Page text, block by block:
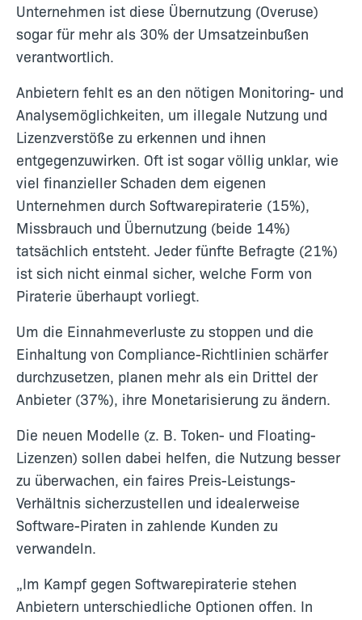
Unternehmen ist diese Übernutzung (Overuse)
sogar für mehr als 30% der Umsatzeinbußen
verantwortlich.
Anbietern fehlt es an den nötigen Monitoring- und
Analysemöglichkeiten, um illegale Nutzung und
Lizenzverstöße zu erkennen und ihnen
entgegenzuwirken. Oft ist sogar völlig unklar, wie
viel finanzieller Schaden dem eigenen
Unternehmen durch Softwarepiraterie (15%),
Missbrauch und Übernutzung (beide 14%)
tatsächlich entsteht. Jeder fünfte Befragte (21%)
ist sich nicht einmal sicher, welche Form von
Piraterie überhaupt vorliegt.
Um die Einnahmeverluste zu stoppen und die
Einhaltung von Compliance-Richtlinien schärfer
durchzusetzen, planen mehr als ein Drittel der
Anbieter (37%), ihre Monetarisierung zu ändern.
Die neuen Modelle (z. B. Token- und Floating-
Lizenzen) sollen dabei helfen, die Nutzung besser
zu überwachen, ein faires Preis-Leistungs-
Verhältnis sicherzustellen und idealerweise
Software-Piraten in zahlende Kunden zu
verwandeln.
„Im Kampf gegen Softwarepiraterie stehen
Anbietern unterschiedliche Optionen offen. In